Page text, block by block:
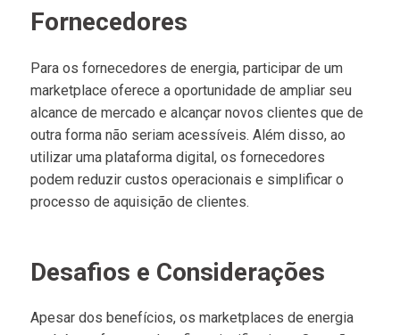
Fornecedores
Para os fornecedores de energia, participar de um
marketplace oferece a oportunidade de ampliar seu
alcance de mercado e alcançar novos clientes que de
outra forma não seriam acessíveis. Além disso, ao
utilizar uma plataforma digital, os fornecedores
podem reduzir custos operacionais e simplificar o
processo de aquisição de clientes.
Desafios e Considerações
Apesar dos benefícios, os marketplaces de energia